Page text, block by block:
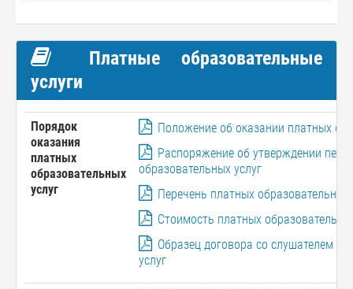
Платные образовательные
услуги
Порядок
оказания
платных
образовательных
услуг
Положение об оказании платных
Распоряжение об утверждении
образовательных услуг
Перечень платных образовательных
Стоимость платных
Образец договора со слушателем
услуг